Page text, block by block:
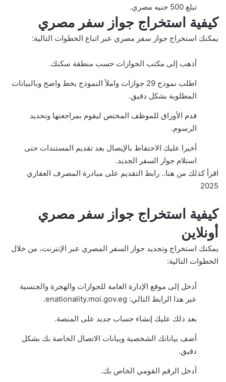
تبلغ 500 جنيه مصري.
كيفية استخراج جواز سفر مصري
يمكنك استخراج جواز سفر مصري عبر اتباع الخطوات التالية:
أذهب إلى مكتب الجوازات حسب منطقة سكنك.
اطلب نموذج 29 جوازات واملأ النموذج بخط واضح وبالبيانات
المطلوبة بشكل دقيق.
قدم الأوراق للموظف المختص ليقوم بمراجعتها وتحديد
الرسوم.
أخيرا عليك الاحتفاظ بالإيصال بعد تقديم المستندات حتى
استلام جواز السفر الجديد.
اقرأ كذلك من هنا.. رابط التقديم على مبادرة المصرف العقاري
2025
كيفية استخراج جواز سفر مصري
أونلاين
يمكنك استخراج وتجديد جواز السفر المصري عبر الإنترنت، من خلال
الخطوات التالية:
أدخل إلى موقع الإدارة العامة للجوازات والهجرة والجنسية
عبر هذا الرابط التالي: enationality.moi.gov.eg
.
بعد ذلك عليك إنشاء حساب جديد على المنصة.
أضف بياناتك الشخصية وبيانات الاتصال الخاصة بك بشكل
دقيق.
أدخل الرقم القومي الخاص بك.